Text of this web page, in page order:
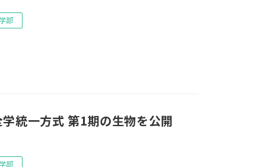
部
統一方式 第1期の生物を公開
部